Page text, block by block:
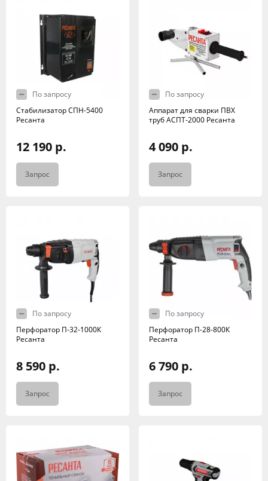
По запросу
Стабилизатор СПН-5400
Ресанта
12 190 р.
Запрос
По запросу
Аппарат для сварки ПВХ
труб АСПТ-2000 Ресанта
4 090 р.
Запрос
По запросу
Перфоратор П-32-1000К
Ресанта
8 590 р.
Запрос
По запросу
Перфоратор П-28-800К
Ресанта
6 790 р.
Запрос